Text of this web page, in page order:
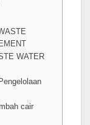
WATER
cair